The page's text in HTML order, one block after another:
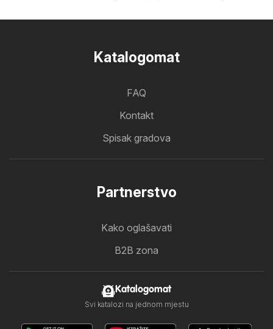
Katalogomat
FAQ
Kontakt
Spisak gradova
Partnerstvo
Kako oglašavati
B2B zona
Katalogomat
Svi katalozi na jednom mjestu